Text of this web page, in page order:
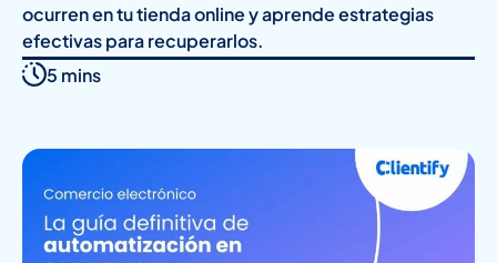
ocurren en tu tienda online y aprende estrategias
efectivas para recuperarlos.
5 mins